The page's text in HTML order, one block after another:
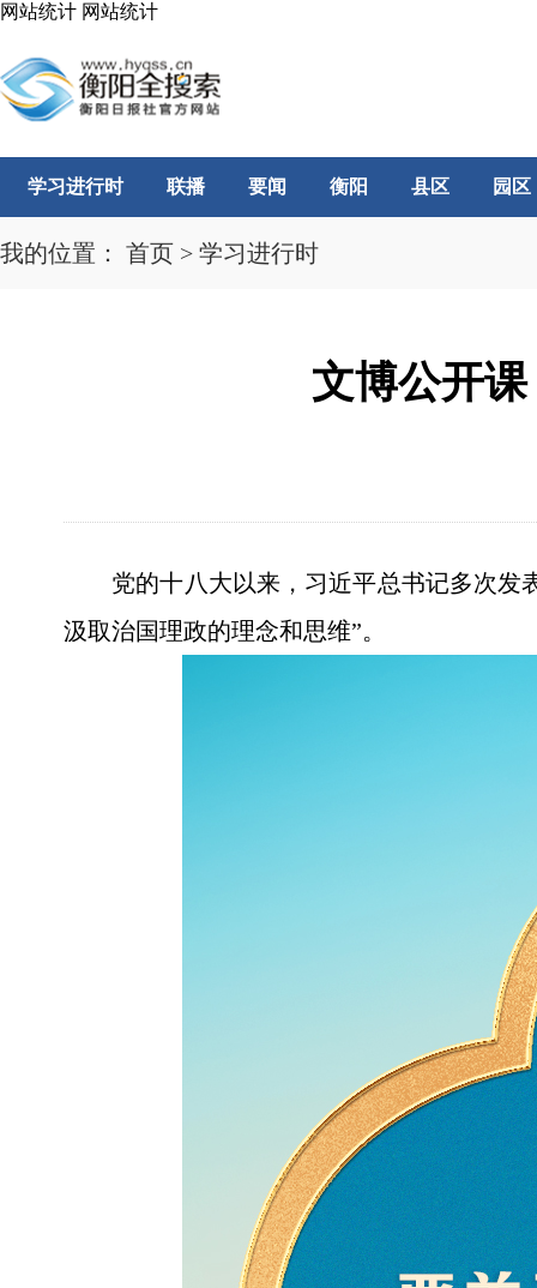
网站统计 网站统计
学习进行时 联播 要闻 衡阳 县区 园区
我的位置： 首页 > 学习进行时
文博公开
党的十八大以来，习近平总书记多次发
汲取治国理政的理念和思维”。